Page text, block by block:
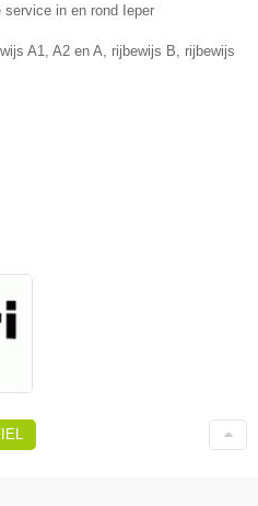
in en rond Ieper
A1, A2 en A, rijbewijs B, rijbewijs